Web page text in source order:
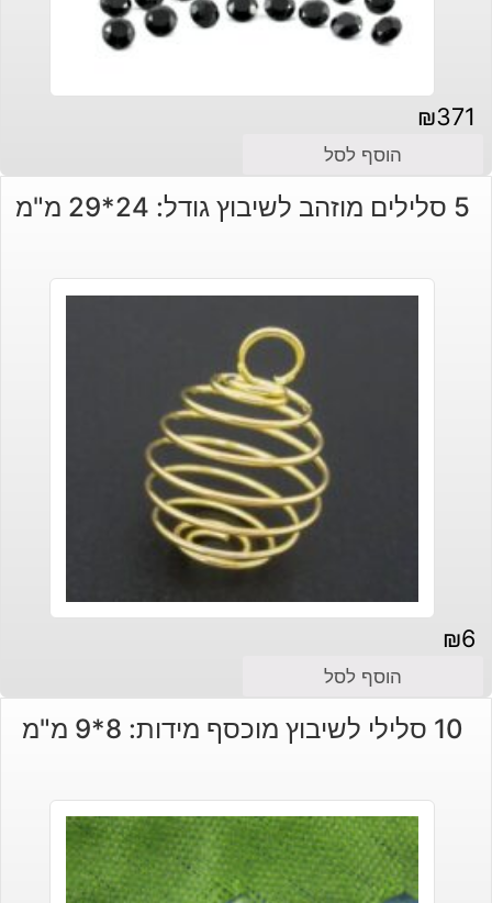
₪371
הוסף לסל
5 סלילים מוזהב לשיבוץ גודל: 24*29 מ"מ
₪6
הוסף לסל
10 סלילי לשיבוץ מוכסף מידות: 8*9 מ"מ